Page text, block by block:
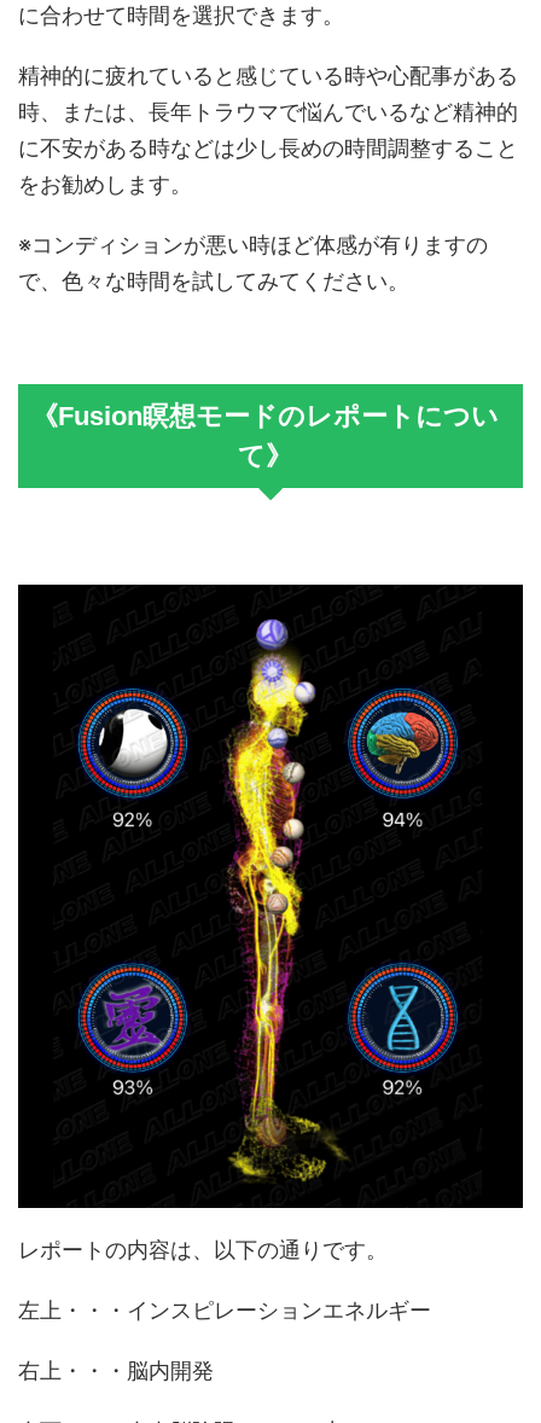
に合わせて時間を選択できます。
精神的に疲れていると感じている時や心配事がある
時、または、長年トラウマで悩んでいるなど精神的
に不安がある時などは少し長めの時間調整すること
をお勧めします。
※コンディションが悪い時ほど体感が有りますの
で、色々な時間を試してみてください。
《Fusion瞑想モードのレポートについ
て》
レポートの内容は、以下の通りです。
左上・・・インスピレーションエネルギー
右上・・・脳内開発